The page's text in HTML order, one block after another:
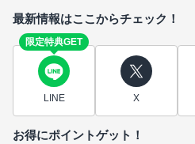
最新情報はここからチェック！
限定特典GET
LINE X
お得にポイントゲット！